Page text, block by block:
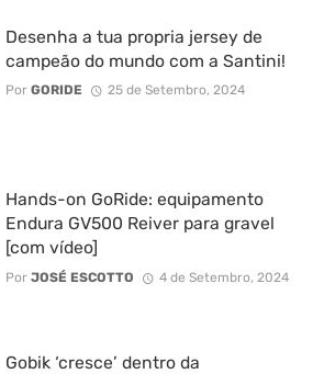
Desenha a tua propria jersey de
campeão do mundo com a Santini!
Por GORIDE 25 de Setembro, 2024
Hands-on GoRide: equipamento
Endura GV500 Reiver para gravel
[com vídeo]
Por JOSÉ ESCOTTO 4 de Setembro, 2024
Gobik ‘cresce’ dentro da